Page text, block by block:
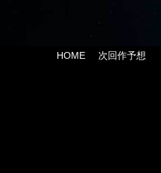
HOME 次回作予想